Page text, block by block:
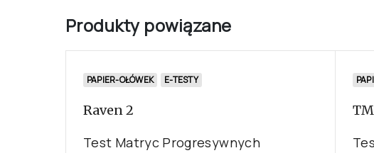
Produkty powiązane
PAPIER-OŁÓWEK E-TESTY
Raven 2
Test Matryc Progresywnych